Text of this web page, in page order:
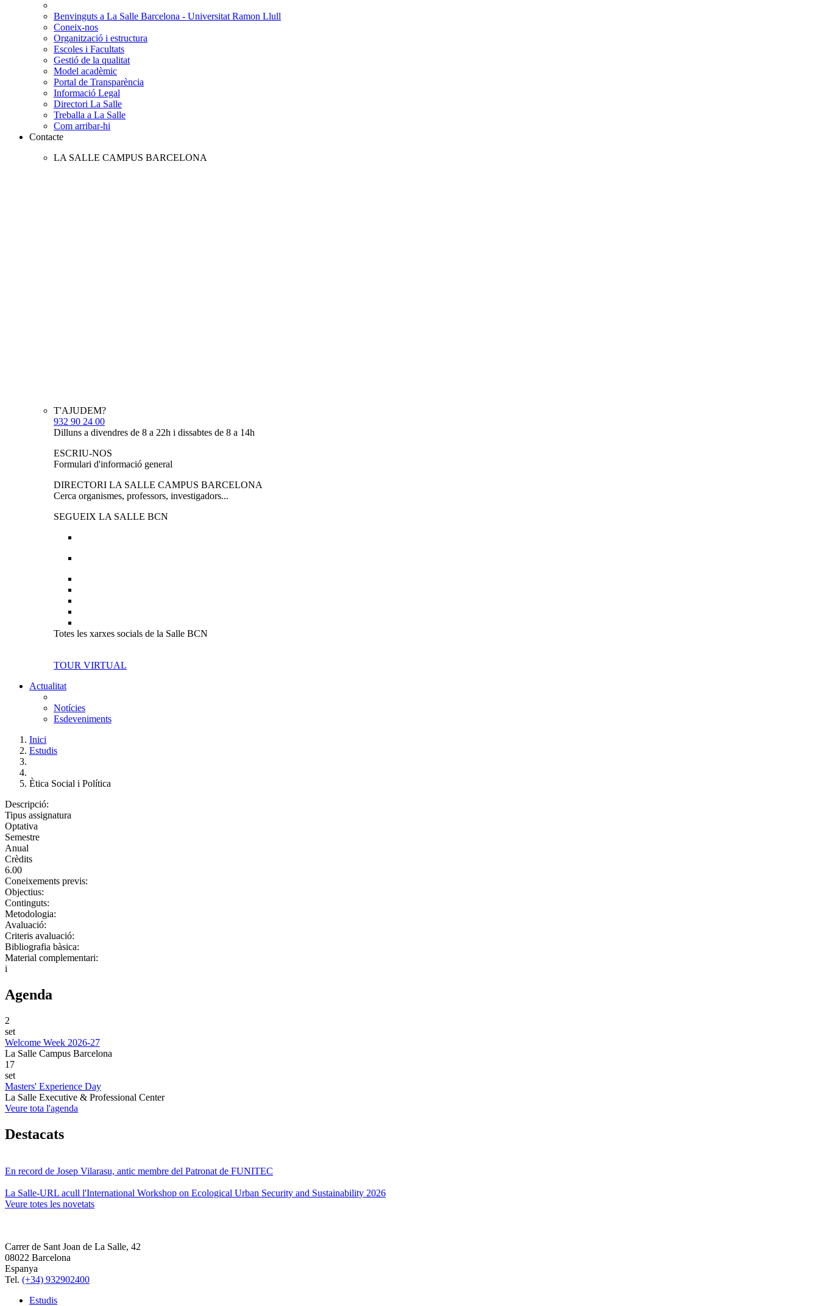
Benvinguts a La Salle Barcelona - Universitat Ramon Llull
Coneix-nos
Organització i estructura
Escoles i Facultats
Gestió de la qualitat
Model acadèmic
Portal de Transparència
Informació Legal
Directori La Salle
Treballa a La Salle
Com arribar-hi
Contacte
LA SALLE CAMPUS BARCELONA
T'AJUDEM?
932 90 24 00
Dilluns a divendres de 8 a 22h i dissabtes de 8 a 14h
ESCRIU-NOS
Formulari d'informació general
DIRECTORI LA SALLE CAMPUS BARCELONA
Cerca organismes, professors, investigadors...
SEGUEIX LA SALLE BCN
Totes les xarxes socials de la Salle BCN
TOUR VIRTUAL
Actualitat
Notícies
Esdeveniments
Inici
Estudis
Ètica Social i Política
Descripció:
Tipus assignatura
Optativa
Semestre
Anual
Crèdits
6.00
Coneixements previs:
Objectius:
Continguts:
Metodologia:
Avaluació:
Criteris avaluació:
Bibliografia bàsica:
Material complementari:
i
Agenda
2
set
Welcome Week 2026-27
La Salle Campus Barcelona
17
set
Masters' Experience Day
La Salle Executive & Professional Center
Veure tota l'agenda
Destacats
En record de Josep Vilarasu, antic membre del Patronat de FUNITEC
La Salle-URL acull l'International Workshop on Ecological Urban Security and Sustainability 2026
Veure totes les novetats
Carrer de Sant Joan de La Salle, 42
08022 Barcelona
Espanya
Tel. (+34) 932902400
Estudis